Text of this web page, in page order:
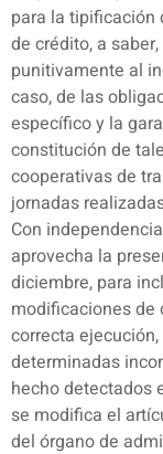
para la tipificación
de crédito, a
punitivamente al
caso, de las
específico y la
constitución de
cooperativas de
jornadas
Con
aprovecha la
diciembre, para
modificaciones de
correcta
determinadas
hecho detectados
se modifica el
del órgano de